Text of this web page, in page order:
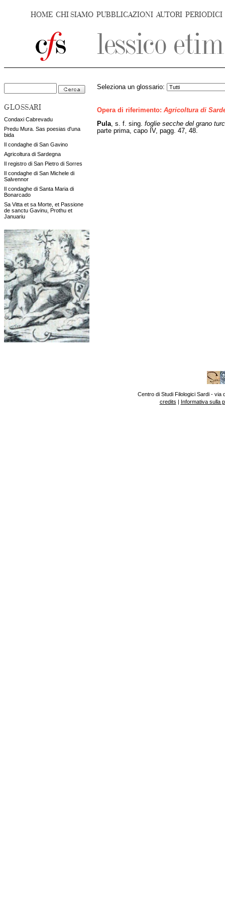
HOME CHI SIAMO PUBBLICAZIONI AUTORI PERIODICI
GLOSSARI
Condaxi Cabrevadu
Predu Mura. Sas poesias d'una
bida
Il condaghe di San Gavino
Agricoltura di Sardegna
Il registro di San Pietro di Sorres
Il condaghe di San Michele di
Salvennor
Il condaghe di Santa Maria di
Bonarcado
Sa Vitta et sa Morte, et Passione
de sanctu Gavinu, Prothu et
Januariu
Seleziona un glossario:
Opera di riferimento: Agricoltura di
Pula , s. f. sing. foglie secche del grano
parte prima, capo IV, pagg. 47, 48.
Centro di Studi Filologici Sardi - via
credits | Informativa sulla